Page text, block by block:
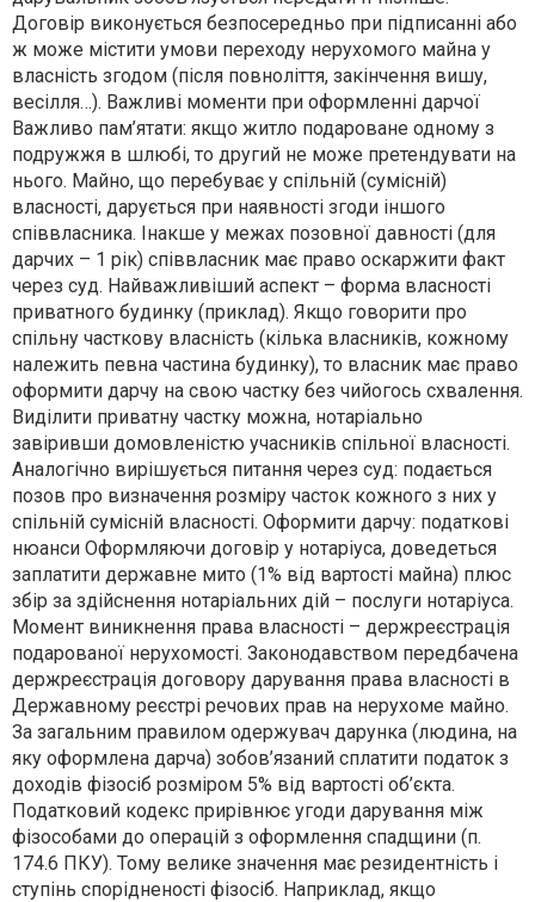
Договір виконується безпосередньо при підписанні або
ж може містити умови переходу нерухомого майна у
власність згодом (після повноліття, закінчення вишу,
весілля…). Важливі моменти при оформленні дарчої
Важливо пам’ятати: якщо житло подароване одному з
подружжя в шлюбі, то другий не може претендувати на
нього. Майно, що перебуває у спільній (сумісній)
власності, дарується при наявності згоди іншого
співвласника. Інакше у межах позовної давності (для
дарчих – 1 рік) співвласник має право оскаржити факт
через суд. Найважливіший аспект – форма власності
приватного будинку (приклад). Якщо говорити про
спільну часткову власність (кілька власників, кожному
належить певна частина будинку), то власник має право
оформити дарчу на свою частку без чийогось схвалення.
Виділити приватну частку можна, нотаріально
завіривши домовленістю учасників спільної власності.
Аналогічно вирішується питання через суд: подається
позов про визначення розміру часток кожного з них у
спільній сумісній власності. Оформити дарчу: податкові
нюанси Оформляючи договір у нотаріуса, доведеться
заплатити державне мито (1% від вартості майна) плюс
збір за здійснення нотаріальних дій – послуги нотаріуса.
Момент виникнення права власності – держреєстрація
подарованої нерухомості. Законодавством передбачена
держреєстрація договору дарування права власності в
Державному реєстрі речових прав на нерухоме майно.
За загальним правилом одержувач дарунка (людина, на
яку оформлена дарча) зобов’язаний сплатити податок з
доходів фізосіб розміром 5% від вартості об’єкта.
Податковий кодекс прирівнює угоди дарування між
фізособами до операцій з оформлення спадщини (п.
174.6 ПКУ). Тому велике значення має резидентність і
ступінь спорідненості фізосіб. Наприклад, якщо